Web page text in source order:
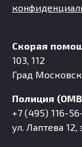
Скорая
103, 112
Град
Полиция
+7 (495) 116-
ул. Лаптева 12,